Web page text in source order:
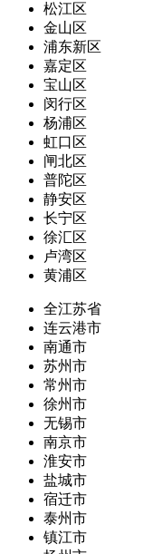
松江区
金山区
浦东新区
嘉定区
宝山区
闵行区
杨浦区
虹口区
闸北区
普陀区
静安区
长宁区
徐汇区
卢湾区
黄浦区
全江苏省
连云港市
南通市
苏州市
常州市
徐州市
无锡市
南京市
淮安市
盐城市
宿迁市
泰州市
镇江市